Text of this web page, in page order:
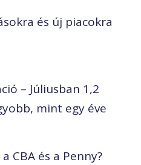
és új piacokra
– Júliusban 1,2
mint egy éve
CBA és a Penny?